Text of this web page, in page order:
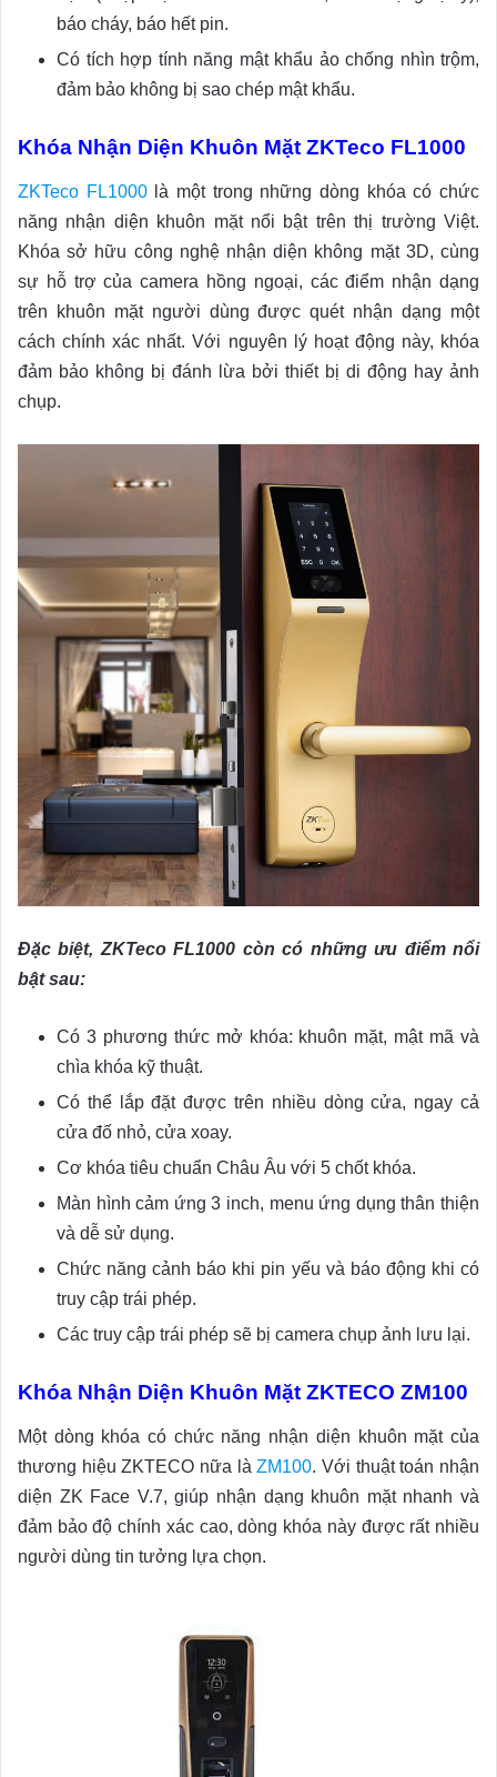
báo cháy, báo hết pin.
Có tích hợp tính năng mật khẩu ảo chống nhìn trộm,
đảm bảo không bị sao chép mật khẩu.
Khóa Nhận Diện Khuôn Mặt ZKTeco FL1000
ZKTeco FL1000là một trong những dòng khóa có chức
năng nhận diện khuôn mặt nổi bật trên thị trường Việt.
Khóa sở hữu công nghệ nhận diện không mặt 3D, cùng
sự hỗ trợ của camera hồng ngoại, các điểm nhận dạng
trên khuôn mặt người dùng được quét nhận dạng một
cách chính xác nhất. Với nguyên lý hoạt động này, khóa
đảm bảo không bị đánh lừa bởi thiết bị di động hay ảnh
chụp.
Đặc biệt, ZKTeco FL1000 còn có những ưu điểm nổi
bật sau:
Có 3 phương thức mở khóa: khuôn mặt, mật mã và
chìa khóa kỹ thuật.
Có thể lắp đặt được trên nhiều dòng cửa, ngay cả
cửa đố nhỏ, cửa xoay.
Cơ khóa tiêu chuẩn Châu Âu với 5 chốt khóa.
Màn hình cảm ứng 3 inch, menu ứng dụng thân thiện
và dễ sử dụng.
Chức năng cảnh báo khi pin yếu và báo động khi có
truy cập trái phép.
Các truy cập trái phép sẽ bị camera chụp ảnh lưu lại.
Khóa Nhận Diện Khuôn Mặt ZKTECO ZM100
Một dòng khóa có chức năng nhận diện khuôn mặt của
thương hiệu ZKTECO nữa làZM100. Với thuật toán nhận
diện ZK Face V.7, giúp nhận dạng khuôn mặt nhanh và
đảm bảo độ chính xác cao, dòng khóa này được rất nhiều
người dùng tin tưởng lựa chọn.